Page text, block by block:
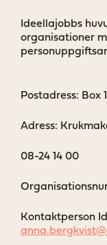
Ideellajobbs
organisationer
Postadress: Box
Adress:
08-24 14 00
Kontaktperson